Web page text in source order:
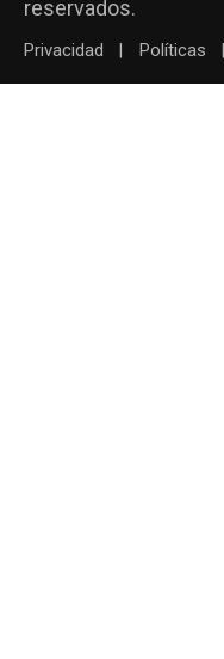
reservados.
Privacidad Políticas